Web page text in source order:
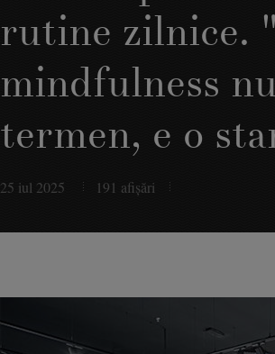
rutine zilnice.
mindfulness
termen, e o
25 iul 2025 191 afişări